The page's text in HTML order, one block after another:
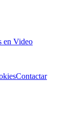
en Video
Contactar